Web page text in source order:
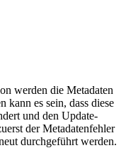
werden die Metadaten
kann es sein, dass diese
und den Update-
der Metadatenfehler
durchgeführt werden.